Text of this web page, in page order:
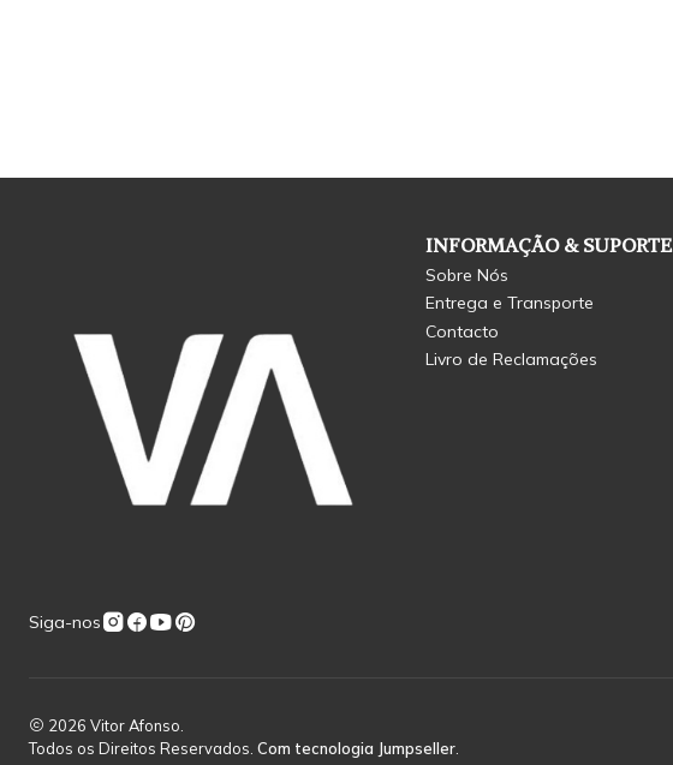
Siga-nos
INFORMAÇÃO & SUPORTE
Sobre Nós
Entrega e Transporte
Contacto
Livro de Reclamações
2026 Vitor Afonso.
Todos os Direitos Reservados. Com tecnologia Jumpseller